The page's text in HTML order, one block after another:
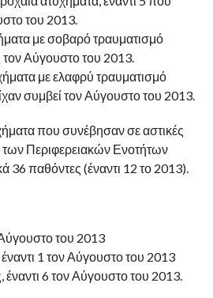
του 2013.
με σοβαρό τραυματισμό
τον Αύγουστο του 2013.
με ελαφρύ τραυματισμό
συμβεί τον Αύγουστο του 2013.
που συνέβησαν σε αστικές
των Περιφερειακών Ενοτήτων
36 παθόντες (έναντι 12 το 2013).
Αύγουστο του 2013
1 τον Αύγουστο του 2013
έναντι 6 τον Αύγουστο του 2013.